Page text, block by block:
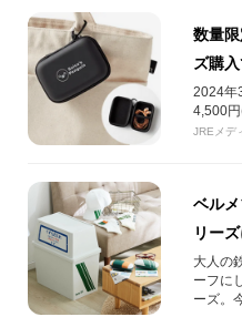
数量
ズ購
2024年
4,500円
JREメデ
ベル
リー
場！
大人の
ーフに
ーズ。